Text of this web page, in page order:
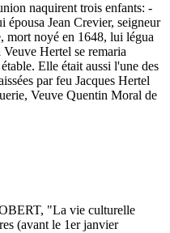
naquirent trois enfants: -
Jean Crevier, seigneur
mort noyé en 1648, lui légua
Hertel se remaria
Elle était aussi l'une des
par feu Jacques Hertel
Veuve Quentin Moral de
"La vie culturelle
(avant le 1er janvier